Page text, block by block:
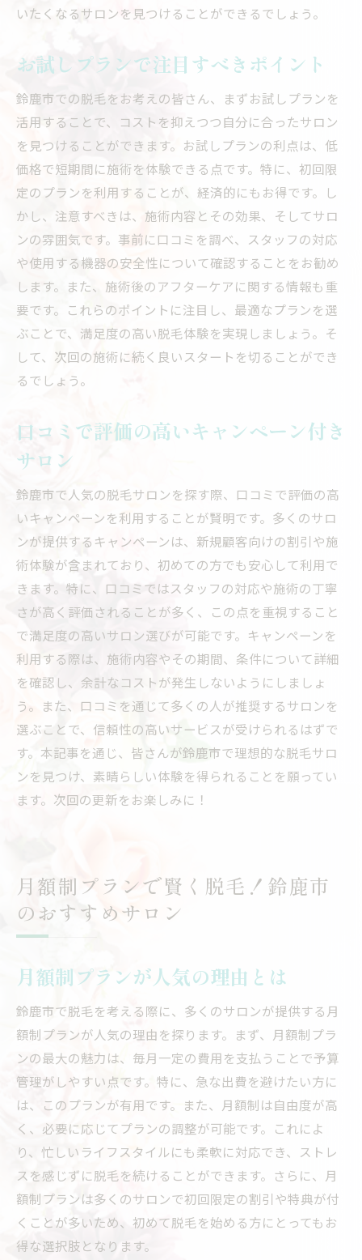
いたくなるサロンを見つけることができるでしょう。
お試しプランで注目すべきポイント
鈴鹿市での脱毛をお考えの皆さん、まずお試しプランを
活用することで、コストを抑えつつ自分に合ったサロン
を見つけることができます。お試しプランの利点は、低
価格で短期間に施術を体験できる点です。特に、初回限
定のプランを利用することが、経済的にもお得です。し
かし、注意すべきは、施術内容とその効果、そしてサロ
ンの雰囲気です。事前に口コミを調べ、スタッフの対応
や使用する機器の安全性について確認することをお勧め
します。また、施術後のアフターケアに関する情報も重
要です。これらのポイントに注目し、最適なプランを選
ぶことで、満足度の高い脱毛体験を実現しましょう。そ
して、次回の施術に続く良いスタートを切ることができ
るでしょう。
口コミで評価の高いキャンペーン付き
サロン
鈴鹿市で人気の脱毛サロンを探す際、口コミで評価の高
いキャンペーンを利用することが賢明です。多くのサロ
ンが提供するキャンペーンは、新規顧客向けの割引や施
術体験が含まれており、初めての方でも安心して利用で
きます。特に、口コミではスタッフの対応や施術の丁寧
さが高く評価されることが多く、この点を重視すること
で満足度の高いサロン選びが可能です。キャンペーンを
利用する際は、施術内容やその期間、条件について詳細
を確認し、余計なコストが発生しないようにしましょ
う。また、口コミを通じて多くの人が推奨するサロンを
選ぶことで、信頼性の高いサービスが受けられるはずで
す。本記事を通じ、皆さんが鈴鹿市で理想的な脱毛サロ
ンを見つけ、素晴らしい体験を得られることを願ってい
ます。次回の更新をお楽しみに！
月額制プランで賢く脱毛！鈴鹿市
のおすすめサロン
月額制プランが人気の理由とは
鈴鹿市で脱毛を考える際に、多くのサロンが提供する月
額制プランが人気の理由を探ります。まず、月額制プラ
ンの最大の魅力は、毎月一定の費用を支払うことで予算
管理がしやすい点です。特に、急な出費を避けたい方に
は、このプランが有用です。また、月額制は自由度が高
く、必要に応じてプランの調整が可能です。これによ
り、忙しいライフスタイルにも柔軟に対応でき、ストレ
スを感じずに脱毛を続けることができます。さらに、月
額制プランは多くのサロンで初回限定の割引や特典が付
くことが多いため、初めて脱毛を始める方にとってもお
得な選択肢となります。